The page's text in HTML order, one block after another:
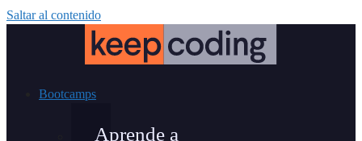
Saltar al contenido
Bootcamps
Aprende a